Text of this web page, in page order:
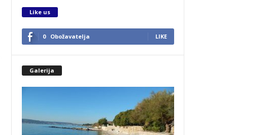
Like us
0 Obožavatelja LIKE
Galerija